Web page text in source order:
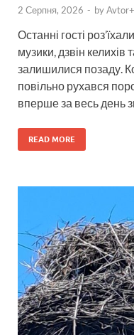
2 Серпня, 2026 - byAvtor+
Останні гості
музики, дзвін келихів
залишилися позаду.
повільно рухався
вперше за весь день
READ MORE